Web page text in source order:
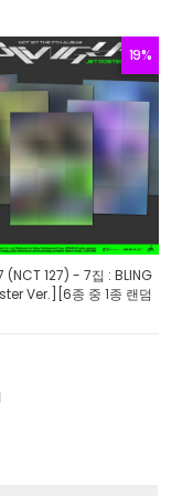
19%
(NCT 127) - 7집 : BLING
Ver.][6종 중 1종 랜덤